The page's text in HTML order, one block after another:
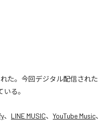
れた。今回デジタル配信された
いる。
、 LINE MUSIC、 YouTube Music、